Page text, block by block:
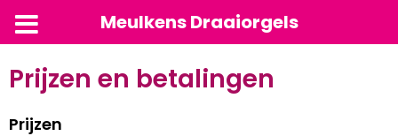
Prijzen en betalingen
Prijzen
Meulkens Draaiorgels